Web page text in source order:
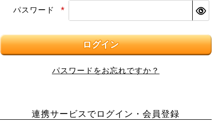
須)
パスワード
ログイン
パスワードをお忘れですか？
連携サービスでログイン・会員登録